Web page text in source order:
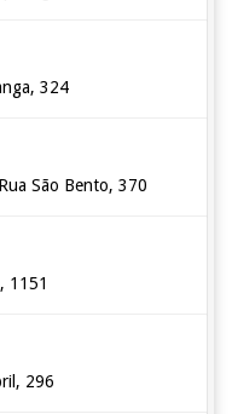
324
São Bento, 370
1151
296